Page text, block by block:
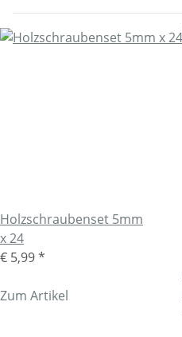
Holzschraubenset 5mm
x 24
€ 5,99*
Zum Artikel